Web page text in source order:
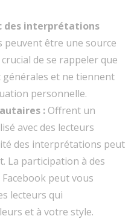
des interprétations
peuvent être une source
de se rappeler que
et ne tiennent
personnelle.
: Offrent un
avec des lecteurs
des interprétations peut
La participation à des
peut vous
lecteurs qui
et à votre style.